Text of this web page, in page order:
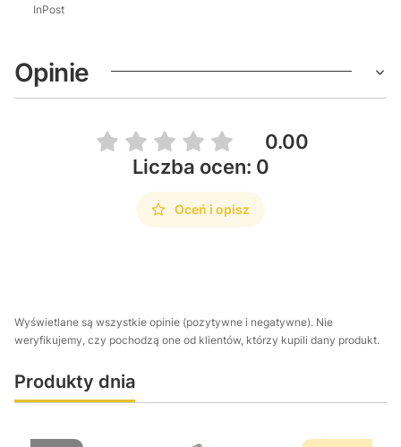
InPost
Opinie
0.00
Liczba ocen: 0
Oceń i opisz
Wyświetlane są wszystkie opinie (pozytywne i negatywne). Nie
weryfikujemy, czy pochodzą one od klientów, którzy kupili dany produkt.
Produkty dnia